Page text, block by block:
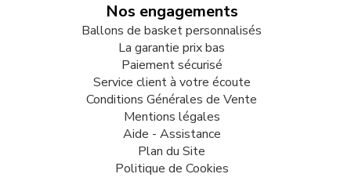
Nos engagements
Ballons de basket personnalisés
La garantie prix bas
Paiement sécurisé
Service client à votre écoute
Conditions Générales de Vente
Mentions légales
Aide - Assistance
Plan du Site
Politique de Cookies